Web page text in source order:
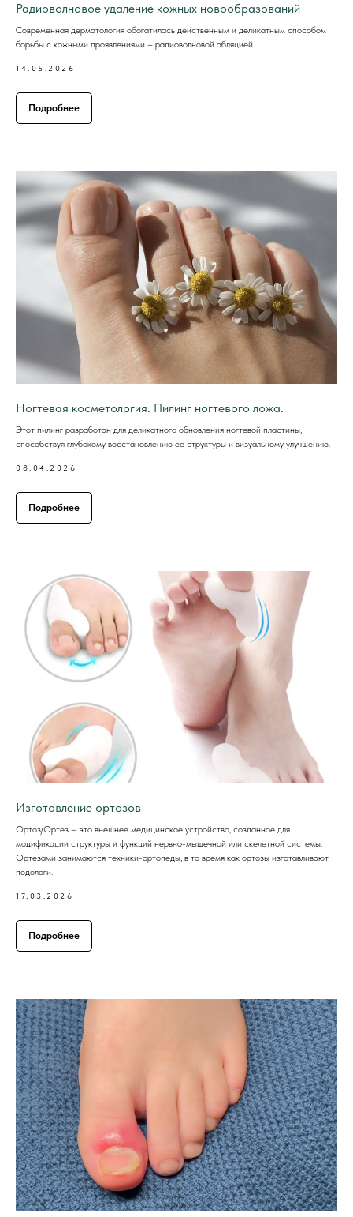
Радиоволновое удаление кожных новообразований
Современная дерматология обогатилась действенным и деликатным способом
борьбы с кожными проявлениями – радиоволновой абляцией.
14.05.2026
Подробнее
Ногтевая косметология. Пилинг ногтевого ложа.
Этот пилинг разработан для деликатного обновления ногтевой пластины,
способствуя глубокому восстановлению ее структуры и визуальному улучшению.
08.04.2026
Подробнее
Изготовление ортозов
Ортоз/Ортез – это внешнее медицинское устройство, созданное для
модификации структуры и функций нервно-мышечной или скелетной системы.
Ортезами занимаются техники-ортопеды, в то время как ортозы изготавливают
подологи.
17.03.2026
Подробнее